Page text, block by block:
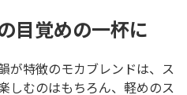
目覚めの一杯に
が特徴のモカブレンドは、ス
しむのはもちろん、軽めのス